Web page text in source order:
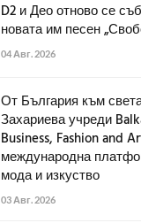
D2 и Део отново се
новата им песен
04 Авг. 2026
От България към
Захариева учреди
Business, Fashion and
международна
мода и изкуство
03 Авг. 2026